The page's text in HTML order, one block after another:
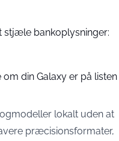
stjæle bankoplysninger:
din Galaxy er på listen
lokalt uden at
præcisionsformater,